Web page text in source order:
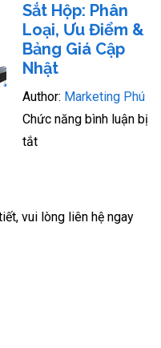
Sắt Hộp: Phân
Loại, Ưu Điểm &
Bảng Giá Cập
Nhật
Author: Marketing Phú
Chức năng bình luận bị
tắt
vui lòng liên hệ ngay